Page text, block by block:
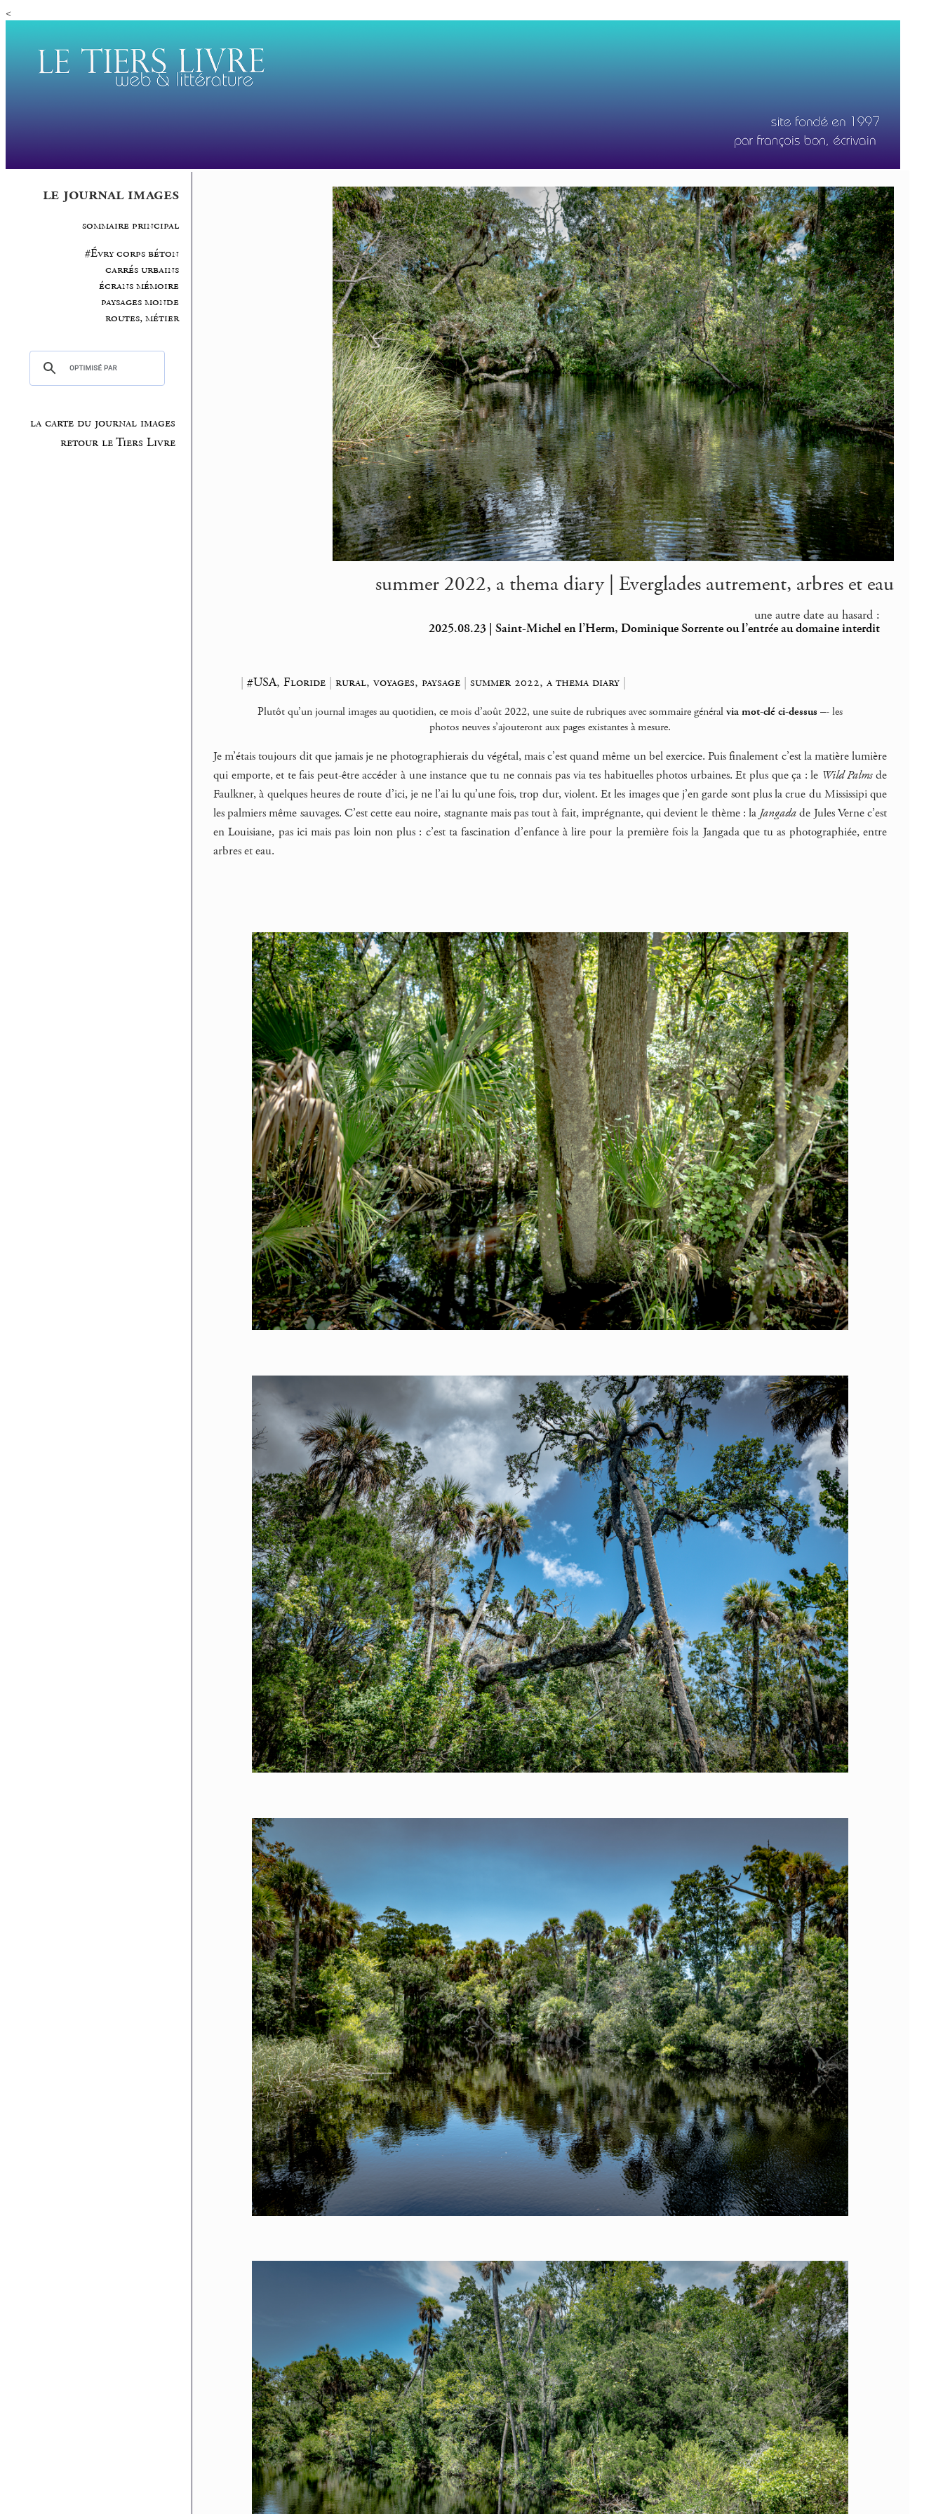
<
le journal images
sommaire principal
#Évry corps béton
carrés urbains
écrans mémoire
paysages monde
routes, métier
la carte du journal images
retour le Tiers Livre
summer 2022, a thema diary | Everglades autrement, arbres et eau
une autre date au hasard :
2025.08.23 | Saint-Michel en l’Herm, Dominique Sorrente ou l’entrée au domaine interdit
|#USA, Floride |rural, voyages, paysage |summer 2022, a thema diary |
Plutôt qu’un journal images au quotidien, ce mois d’août 2022, une suite de rubriques avec sommaire généralvia mot-clé ci-dessus –- les
photos neuves s’ajouteront aux pages existantes à mesure.
Je m’étais toujours dit que jamais je ne photographierais du végétal, mais c’est quand même un bel exercice. Puis finalement c’est la matière lumière
qui emporte, et te fais peut-être accéder à une instance que tu ne connais pas via tes habituelles photos urbaines. Et plus que ça : le Wild Palmsde
Faulkner, à quelques heures de route d’ici, je ne l’ai lu qu’une fois, trop dur, violent. Et les images que j’en garde sont plus la crue du Mississipi que
les palmiers même sauvages. C’est cette eau noire, stagnante mais pas tout à fait, imprégnante, qui devient le thème : la Jangadade Jules Verne c’est
en Louisiane, pas ici mais pas loin non plus : c’est ta fascination d’enfance à lire pour la première fois la Jangada que tu as photographiée, entre
arbres et eau.